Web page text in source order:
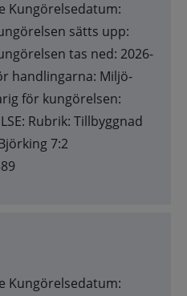
Kungörelsedatum:
sätts upp:
tas ned: 2026-
handlingarna: Miljö-
för kungörelsen:
Rubrik: Tillbyggnad
7:2
Kungörelsedatum: